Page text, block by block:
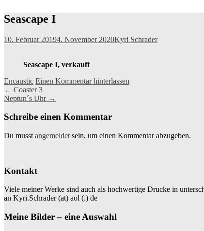
Seascape I
10. Februar 20194. November 2020Kyri Schrader
Seascape I, verkauft
Encaustic Einen Kommentar hinterlassen
Beitragsnavigation
← Coaster 3
Neptun´s Uhr →
Schreibe einen Kommentar
Du musst angemeldet sein, um einen Kommentar abzugeben.
Kontakt
Viele meiner Werke sind auch als hochwertige Drucke in
an Kyri.Schrader (at) aol (.) de
Meine Bilder – eine Auswahl